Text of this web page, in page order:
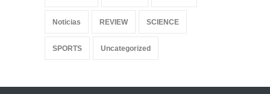
Noticias REVIEW SCIENCE
SPORTS Uncategorized